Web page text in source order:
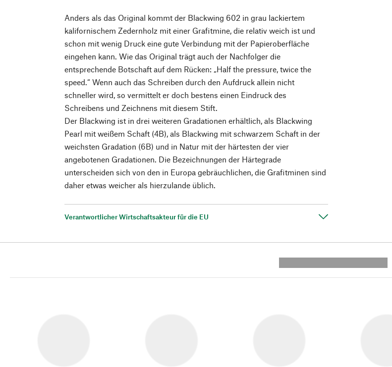
Anders als das Original kommt der Blackwing 602 in grau lackiertem
kalifornischem Zedernholz mit einer Grafitmine, die relativ weich ist und
schon mit wenig Druck eine gute Verbindung mit der Papieroberfläche
eingehen kann. Wie das Original trägt auch der Nachfolger die
entsprechende Botschaft auf dem Rücken: „Half the pressure, twice the
speed.“ Wenn auch das Schreiben durch den Aufdruck allein nicht
schneller wird, so vermittelt er doch bestens einen Eindruck des
Schreibens und Zeichnens mit diesem Stift.
Der Blackwing ist in drei weiteren Gradationen erhältlich, als Blackwing
Pearl mit weißem Schaft (4B), als Blackwing mit schwarzem Schaft in der
weichsten Gradation (6B) und in Natur mit der härtesten der vier
angebotenen Gradationen. Die Bezeichnungen der Härtegrade
unterscheiden sich von den in Europa gebräuchlichen, die Grafitminen sind
daher etwas weicher als hierzulande üblich.
Verantwortlicher Wirtschaftsakteur für die EU